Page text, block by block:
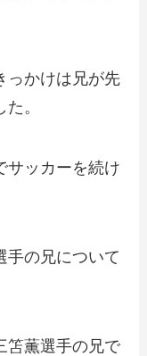
っかけは兄が先
。
サッカーを続け
手の兄について
笘薫選手の兄で